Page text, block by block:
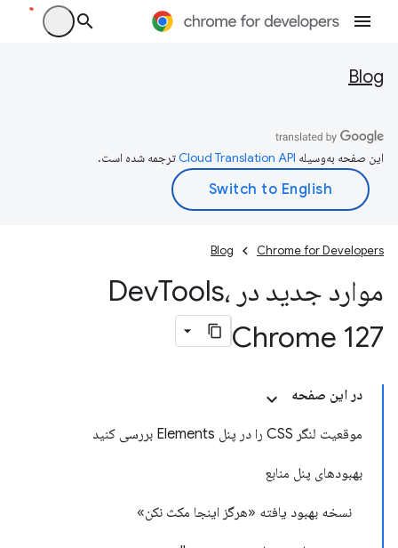
Blog
این صفحه به‌وسیله ترجمه شده است.
Chrome for Developers
Blog
موارد جدید در Dev Tools،
Chrome 127
در این صفحه
موقعیت لنگر CSS را در پنل Elements بررسی کنید
بهبودهای پنل منابع
نسخه بهبود یافته «هرگز اینجا مکث نکن»